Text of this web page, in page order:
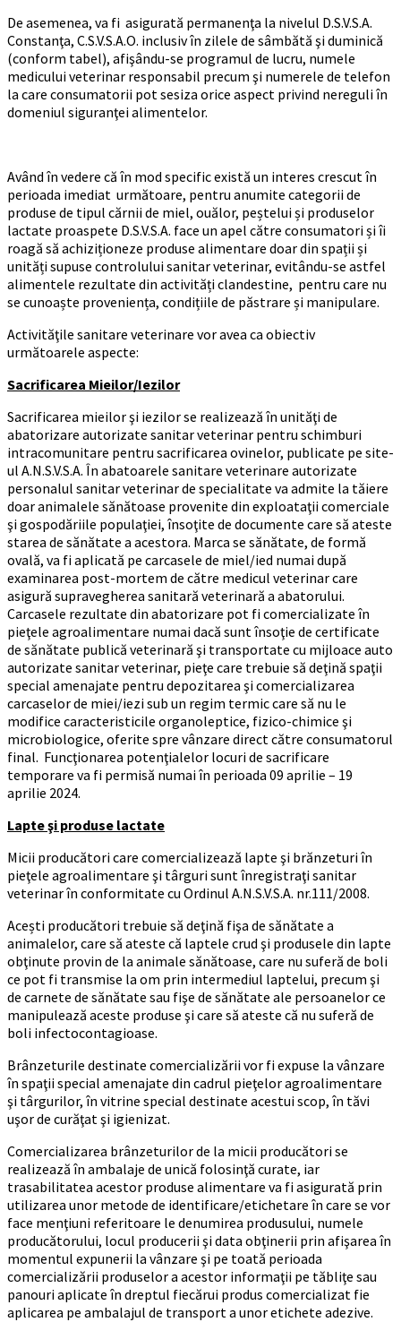
De asemenea, va fi asigurată permanenţa la nivelul D.S.V.S.A.
Constanţa, C.S.V.S.A.O. inclusiv în zilele de sâmbătă şi duminică
(conform tabel), afişându-se programul de lucru, numele
medicului veterinar responsabil precum şi numerele de telefon
la care consumatorii pot sesiza orice aspect privind nereguli în
domeniul siguranţei alimentelor.
Având în vedere că în mod specific există un interes crescut în
perioada imediat următoare, pentru anumite categorii de
produse de tipul cărnii de miel, ouălor, peștelui și produselor
lactate proaspete D.S.V.S.A. face un apel către consumatori și îi
roagă să achiziționeze produse alimentare doar din spații și
unități supuse controlului sanitar veterinar, evitându-se astfel
alimentele rezultate din activități clandestine, pentru care nu
se cunoaște proveniența, condițiile de păstrare și manipulare.
Activităţile sanitare veterinare vor avea ca obiectiv
următoarele aspecte:
Sacrificarea Mieilor/Iezilor
Sacrificarea mieilor şi iezilor se realizează în unităţi de
abatorizare autorizate sanitar veterinar pentru schimburi
intracomunitare pentru sacrificarea ovinelor, publicate pe site-
ul A.N.S.V.S.A. În abatoarele sanitare veterinare autorizate
personalul sanitar veterinar de specialitate va admite la tăiere
doar animalele sănătoase provenite din exploataţii comerciale
şi gospodăriile populaţiei, însoţite de documente care să ateste
starea de sănătate a acestora. Marca se sănătate, de formă
ovală, va fi aplicată pe carcasele de miel/ied numai după
examinarea post-mortem de către medicul veterinar care
asigură supravegherea sanitară veterinară a abatorului.
Carcasele rezultate din abatorizare pot fi comercializate în
pieţele agroalimentare numai dacă sunt însoţie de certificate
de sănătate publică veterinară şi transportate cu mijloace auto
autorizate sanitar veterinar, pieţe care trebuie să deţină spaţii
special amenajate pentru depozitarea şi comercializarea
carcaselor de miei/iezi sub un regim termic care să nu le
modifice caracteristicile organoleptice, fizico-chimice şi
microbiologice, oferite spre vânzare direct către consumatorul
final. Funcţionarea potenţialelor locuri de sacrificare
temporare va fi permisă numai în perioada 09 aprilie – 19
aprilie 2024.
Lapte şi produse lactate
Micii producători care comercializează lapte şi brănzeturi în
pieţele agroalimentare şi târguri sunt înregistraţi sanitar
veterinar în conformitate cu Ordinul A.N.S.V.S.A. nr.111/2008.
Acești producători trebuie să deţină fişa de sănătate a
animalelor, care să ateste că laptele crud şi produsele din lapte
obţinute provin de la animale sănătoase, care nu suferă de boli
ce pot fi transmise la om prin intermediul laptelui, precum şi
de carnete de sănătate sau fişe de sănătate ale persoanelor ce
manipulează aceste produse şi care să ateste că nu suferă de
boli infectocontagioase.
Brânzeturile destinate comercializării vor fi expuse la vânzare
în spaţii special amenajate din cadrul pieţelor agroalimentare
şi târgurilor, în vitrine special destinate acestui scop, în tăvi
uşor de curăţat şi igienizat.
Comercializarea brânzeturilor de la micii producători se
realizează în ambalaje de unică folosinţă curate, iar
trasabilitatea acestor produse alimentare va fi asigurată prin
utilizarea unor metode de identificare/etichetare în care se vor
face menţiuni referitoare le denumirea produsului, numele
producătorului, locul producerii şi data obţinerii prin afişarea în
momentul expunerii la vânzare şi pe toată perioada
comercializării produselor a acestor informaţii pe tăbliţe sau
panouri aplicate în dreptul fiecărui produs comercializat fie
aplicarea pe ambalajul de transport a unor etichete adezive.